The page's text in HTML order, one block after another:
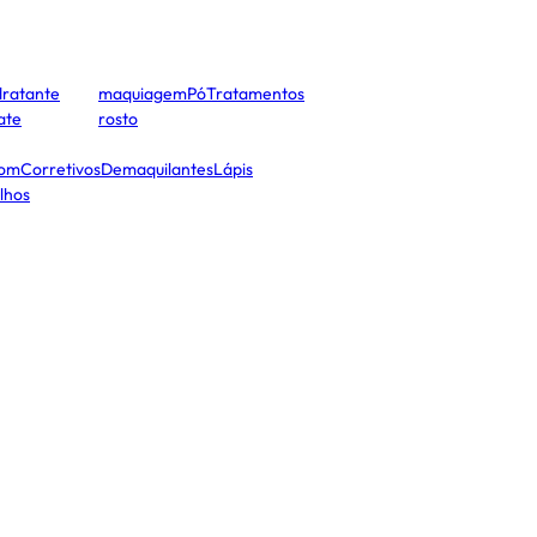
CorretivosDemaquilantesLápis
maquiagemPóTratamentos
rosto